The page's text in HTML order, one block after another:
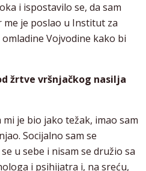
i ispostavilo se, da sam
je poslao u Institut za
Vojvodine kako bi
žrtve vršnjačkog nasilja
mi je bio jako težak, imao sam
Socijalno sam se
u sebe i nisam se družio sa
i psihijatra i, na sreću,